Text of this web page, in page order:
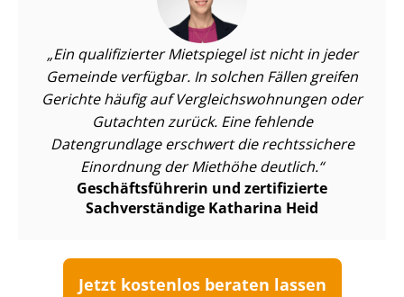
Ein qualifizierter Mietspiegel ist nicht in jeder
Gemeinde verfügbar. In solchen Fällen greifen
Gerichte häufig auf Ver­gleichs­woh­nun­gen oder
Gutachten zurück. Eine fehlende
Datengrundlage erschwert die rechtssichere
Einordnung der Miethöhe deutlich.
Ge­schäfts­füh­re­rin und zertifizierte
Sachverständige Katharina Heid
Jetzt kostenlos beraten lassen